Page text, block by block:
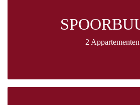
2 Appartementen